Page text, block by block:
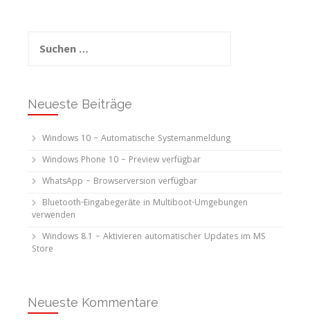
nach:
Neueste Beiträge
Windows 10 – Automatische Systemanmeldung
Windows Phone 10 – Preview verfügbar
WhatsApp – Browserversion verfügbar
Bluetooth-Eingabegeräte in Multiboot-Umgebungen
verwenden
Windows 8.1 – Aktivieren automatischer Updates im MS
Store
Neueste Kommentare